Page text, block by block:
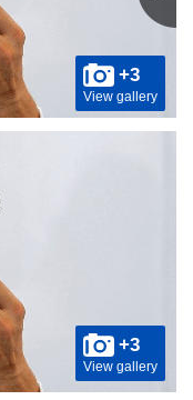
+3
View gallery
+3
View gallery